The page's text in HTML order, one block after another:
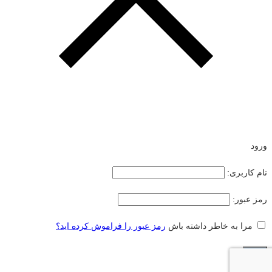
ورود
نام کاربری:
رمز عبور:
مرا به خاطر داشته باش رمز عبور را فراموش کرده اید؟